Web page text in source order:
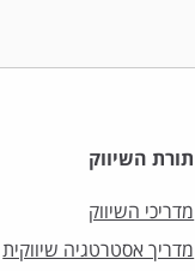
תורת השיווק
מדריכי השיווק
מדריך אסטרטגיה שיווקית